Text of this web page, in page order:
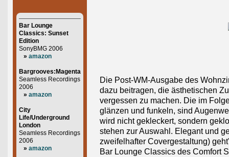
Bar Lounge
Classics: Sunset
Edition
SonyBMG 2006
» amazon
Bargrooves:Magenta
Seamless Recordings
2006
» amazon
City
Life/Underground
London
Seamless Recordings
2006
» amazon
Die Post-WM-Ausgabe des
dazu beitragen, die ästhetischen
vergessen zu machen. Die im
glänzen und funkeln, sind
wird nicht gekleckert, sondern
stehen zur Auswahl. Elegant und
zweifelhafter Covergestaltung)
Bar Lounge Classics des Comfort